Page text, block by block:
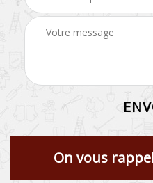
On vous